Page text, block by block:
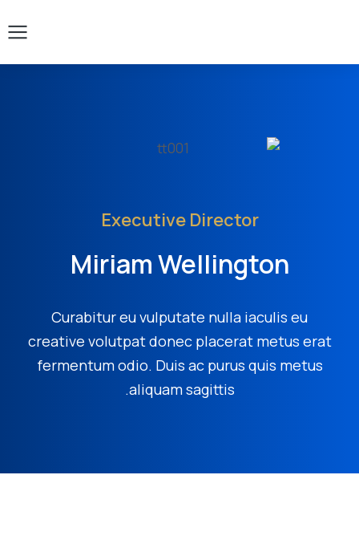
Executive Director
Miriam Wellington
Curabitur eu vulputate nulla iaculis eu
creative volutpat donec placerat metus erat
fermentum odio. Duis ac purus quis metus
aliquam sagittis.